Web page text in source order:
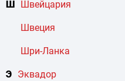
Ш Швейцария
Швеция
Шри-Ланка
Э Эквадор